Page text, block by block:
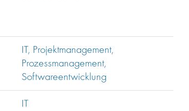
IT, Projektmanagement,
Prozessmanagement,
Softwareentwicklung
IT